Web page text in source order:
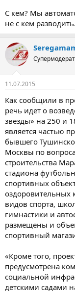
С кем? Мы
не с кем
11.07.2015
Как сообщили в
речь идет о
звезды» на 250 и
является частью
бывшего
Москвы по
строительства
стадиона
спортивных
оздоровительных
видов спорта,
гимнастики и
размещены и
спортивный
«Кроме того,
предусмотрена
социальной
детскими садами